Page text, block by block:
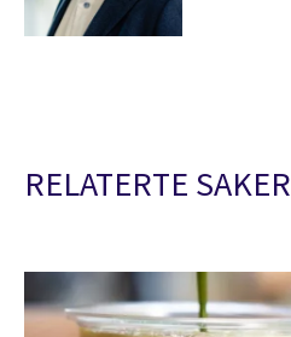
RELATERTE SAKER